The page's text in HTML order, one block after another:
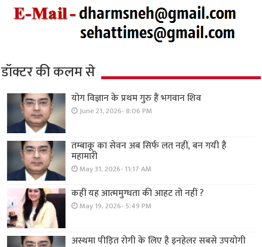
डॉक्टर की कलम से
योग विज्ञान के प्रथम गुरु हैं भगवान शिव
June 21, 2026- 8:06 PM
तम्बाकू का सेवन अब सिर्फ लत नहीं, बन गयी है
महामारी
May 31, 2026- 11:17 AM
कहीं यह आत्ममुग्धता की आहट तो नहीं ?
May 19, 2026- 5:49 PM
अस्थमा पीड़ित रोगी के लिए है इनहेलर सबसे उपयोगी